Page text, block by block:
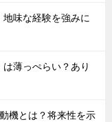
味な経験を強みに
は薄っぺらい？あり
機とは？将来性を示